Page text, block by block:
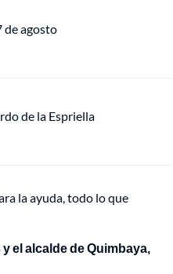
de agosto
de la Espriella
la ayuda, todo lo que
el alcalde de Quimbaya,